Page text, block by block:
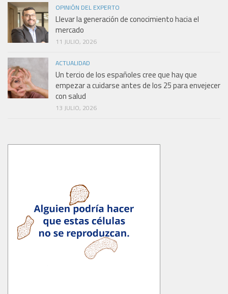
OPINIÓN DEL EXPERTO
Llevar la generación de conocimiento hacia el
mercado
11 JULIO, 2026
ACTUALIDAD
Un tercio de los españoles cree que hay que
empezar a cuidarse antes de los 25 para envejecer
con salud
13 JULIO, 2026